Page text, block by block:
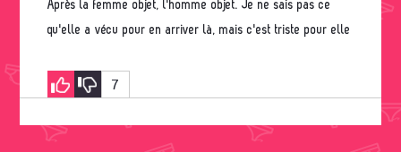
Après la femme objet, l'homme objet. Je ne sais pas ce
qu'elle a vécu pour en arriver là, mais c'est triste pour elle
7